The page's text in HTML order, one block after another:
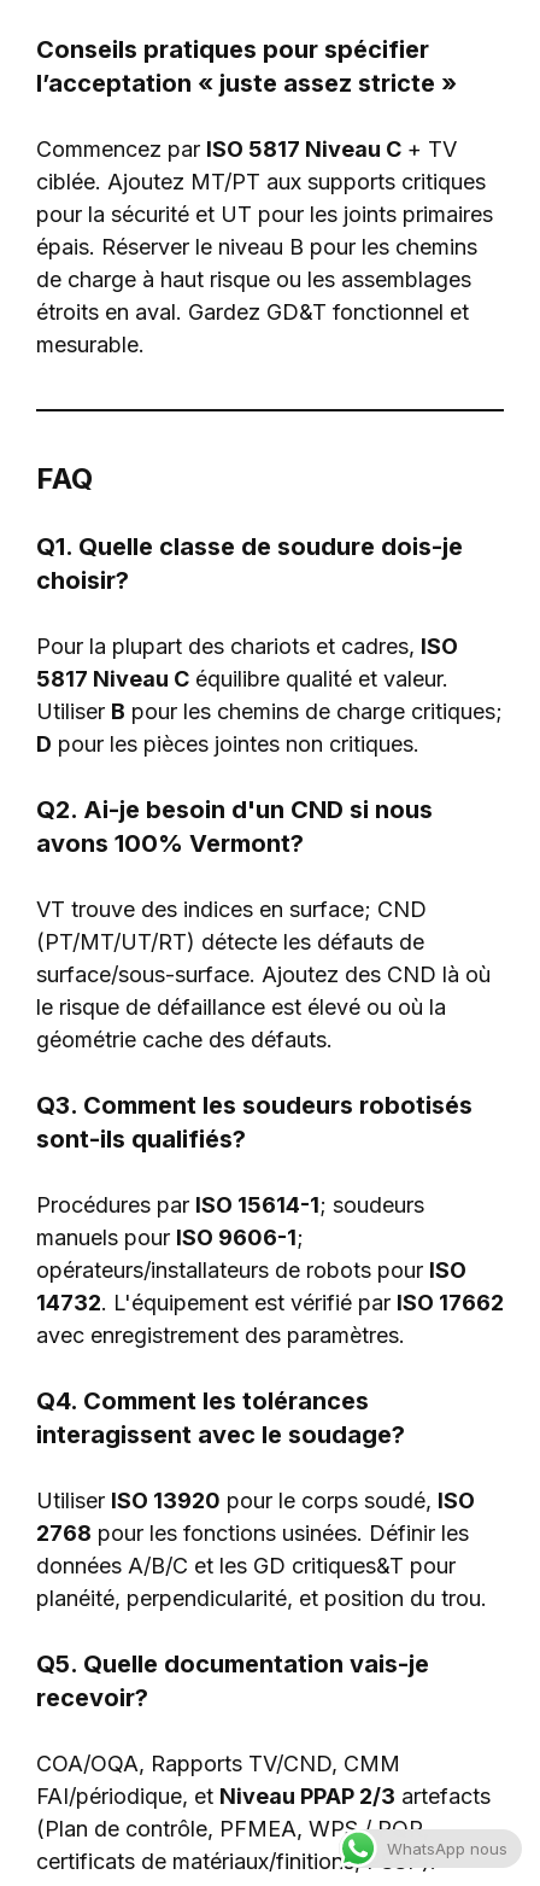
Conseils pratiques pour spécifier
l’acceptation « juste assez stricte »
Commencez par ISO 5817 Niveau C + TV
ciblée. Ajoutez MT/PT aux supports critiques
pour la sécurité et UT pour les joints primaires
épais. Réserver le niveau B pour les chemins
de charge à haut risque ou les assemblages
étroits en aval. Gardez GD&T fonctionnel et
mesurable.
FAQ
Q1. Quelle classe de soudure dois-je
choisir?
Pour la plupart des chariots et cadres, ISO
5817 Niveau C équilibre qualité et valeur.
Utiliser B pour les chemins de charge critiques;
D pour les pièces jointes non critiques.
Q2. Ai-je besoin d'un CND si nous
avons 100% Vermont?
VT trouve des indices en surface; CND
(PT/MT/UT/RT) détecte les défauts de
surface/sous-surface. Ajoutez des CND là où
le risque de défaillance est élevé ou où la
géométrie cache des défauts.
Q3. Comment les soudeurs robotisés
sont-ils qualifiés?
Procédures par ISO 15614-1; soudeurs
manuels pour ISO 9606-1;
opérateurs/installateurs de robots pour ISO
14732. L'équipement est vérifié par ISO 17662
avec enregistrement des paramètres.
Q4. Comment les tolérances
interagissent avec le soudage?
Utiliser ISO 13920 pour le corps soudé, ISO
2768 pour les fonctions usinées. Définir les
données A/B/C et les GD critiques&T pour
planéité, perpendicularité, et position du trou.
Q5. Quelle documentation vais-je
recevoir?
COA/OQA, Rapports TV/CND, CMM
FAI/périodique, et Niveau PPAP 2/3 artefacts
(Plan de contrôle, PFMEA, WPS / PQR,
certificats de matériaux/finitions, PSSP).WhatsApp nous